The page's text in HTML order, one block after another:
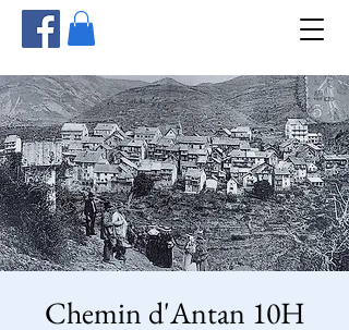
Chemin d'Antan 10H